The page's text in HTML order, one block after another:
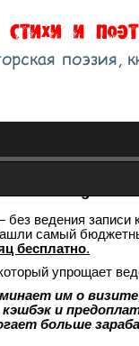
без ведения
самый
бесплатно.
упрощает
им о
кэшбэк и
больше